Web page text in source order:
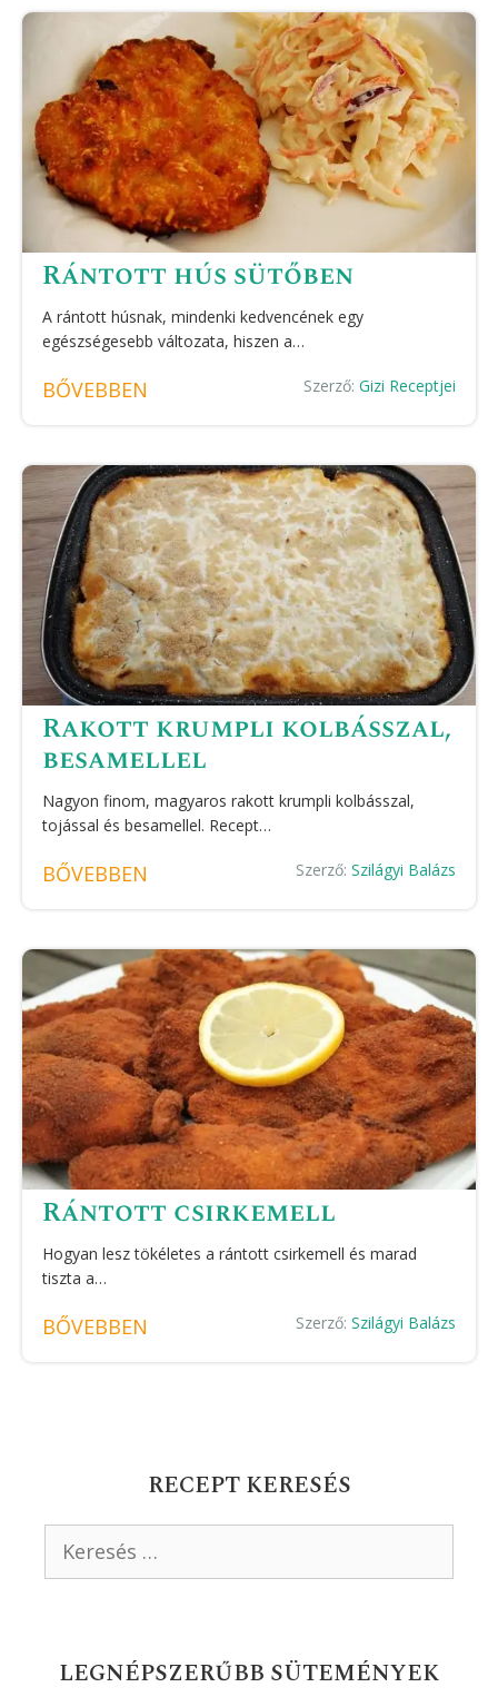
Rántott hús sütőben
A rántott húsnak, mindenki kedvencének egy
egészségesebb változata, hiszen a…
BŐVEBBEN Szerző: Gizi Receptjei
Rakott krumpli kolbásszal,
besamellel
Nagyon finom, magyaros rakott krumpli kolbásszal,
tojással és besamellel. Recept…
BŐVEBBEN Szerző: Szilágyi Balázs
Rántott csirkemell
Hogyan lesz tökéletes a rántott csirkemell és marad
tiszta a…
BŐVEBBEN Szerző: Szilágyi Balázs
RECEPT KERESÉS
LEGNÉPSZERŰBB SÜTEMÉNYEK